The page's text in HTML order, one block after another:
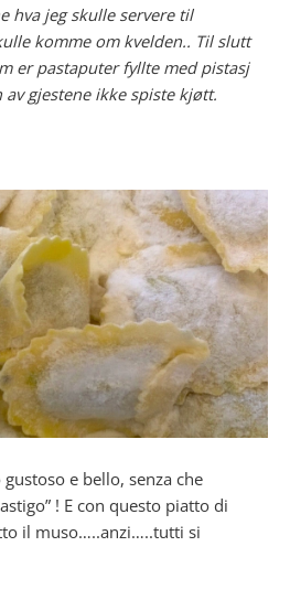
hva jeg skulle servere til
komme om kvelden.. Til slutt
er pastaputer fyllte med pistasj
gjestene ikke spiste kjøtt.
e bello, senza che
! E con questo piatto di
il muso…..anzi…..tutti si